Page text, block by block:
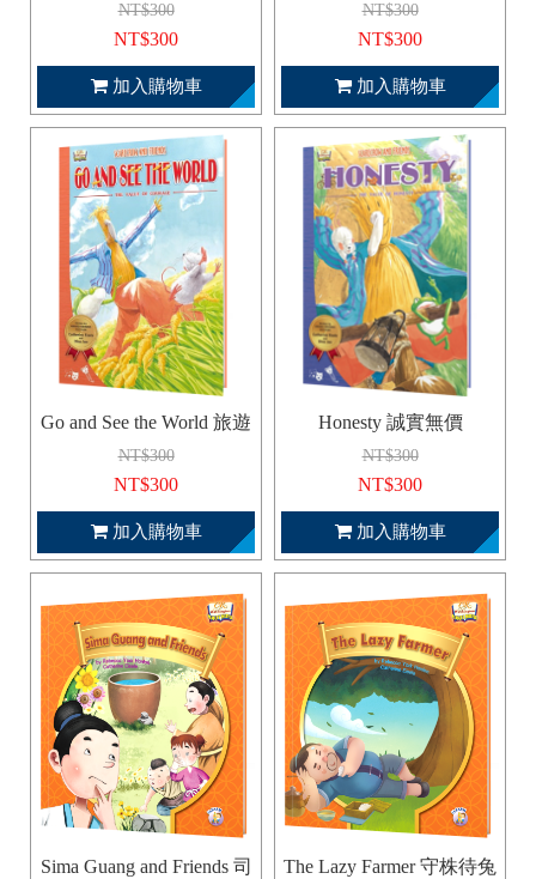
NT$300
NT$300
加入購物車
NT$300
NT$300
加入購物車
Go and See the World 旅遊
NT$300
NT$300
加入購物車
Honesty 誠實無價
NT$300
NT$300
加入購物車
Sima Guang and Friends 司
The Lazy Farmer 守株待兔